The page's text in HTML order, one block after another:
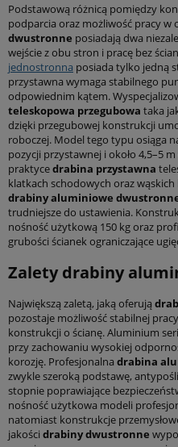
Podstawową różnicą pomiędzy
podparcia oraz możliwość pracy w
dwustronne posiadają dwa
wejście z obu stron i pracę bez
jednostronna posiada tylko jedną
przystawna wymaga stabilnego
odpowiednim kątem.
teleskopowa przegubowa taka
dzięki przegubowej konstrukcji
roboczej. Model tego typu osiąga
pozycji przystawnej i około 4,5–5
praktycedrabina przystawna
klatkach schodowych oraz
drabiny aluminiowe
trudniejsze do ustawienia.
nośność użytkową 150 kg oraz
grubości ścianek ograniczające
Zalety drabiny
Największą zaletą, jaką oferują
pozostaje możliwość stabilnej
konstrukcji o ścianę. Aluminium
przy zachowaniu wysokiej
korozję. Profesjonalna drabina
zwykle szeroką podstawę,
stopnie poprawiające
nośność użytkowa modeli
natomiast konstrukcje
jakości drabiny dwustronne